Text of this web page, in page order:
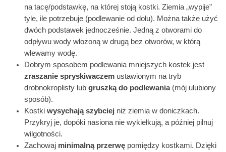
na tacę/podstawkę, na której stoją kostki. Ziemia „wypije”
tyle, ile potrzebuje (podlewanie od dołu). Można także użyć
dwóch podstawek jednocześnie. Jedną z otworami do
odpływu wody włożoną w drugą bez otworów, w którą
wlewamy wodę.
Dobrym sposobem podlewania mniejszych kostek jest
zraszanie spryskiwaczem ustawionym na tryb
drobnokroplisty lub gruszką do podlewania(mój ulubiony
sposób).
Kostki wysychają szybciej niż ziemia w doniczkach.
Przykryj je, dopóki nasiona nie wykiełkują, a później pilnuj
wilgotności.
Zachowaj minimalną przerwę pomiędzy kostkami. Dzięki